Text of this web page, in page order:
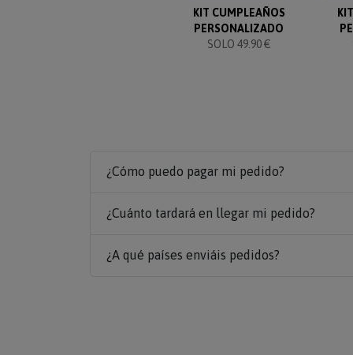
KIT CUMPLEAÑOS
PERSONALIZADO
SOLO 49.90 €
¿Cómo puedo pagar mi pedido?
¿Cuánto tardará en llegar mi pedido?
¿A qué países enviáis pedidos?